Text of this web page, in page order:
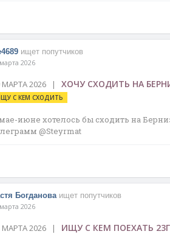
ищет попутчиков
2026
МАРТА 2026 | ХОЧУ СХОДИТЬ НА
С КЕМ СХОДИТЬ
июне хотелось бы сходить на
@Steyrmat
Богданова ищет попутчиков
2026
МАРТА 2026 | ИЩУ С КЕМ ПОЕХАТЬ